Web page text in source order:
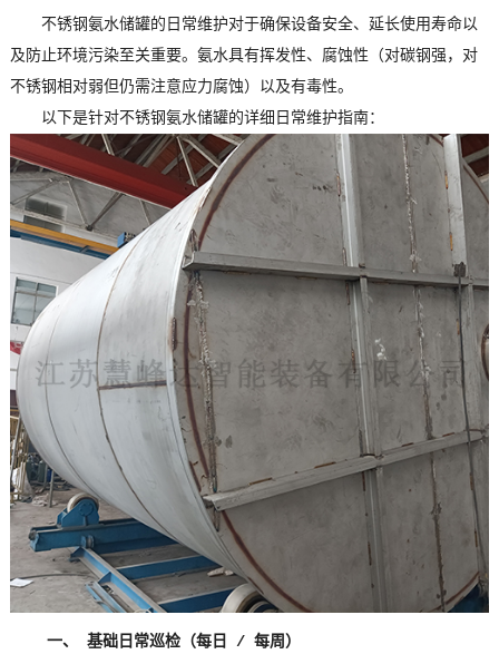
不锈钢氨水储罐的日常维护对于确保设备安全、延长使用寿命以
及防止环境污染至关重要。氨水具有挥发性、腐蚀性（对碳钢强，对
不锈钢相对弱但仍需注意应力腐蚀）以及有毒性。
以下是针对不锈钢氨水储罐的详细日常维护指南：
一、 基础日常巡检（每日 / 每周）